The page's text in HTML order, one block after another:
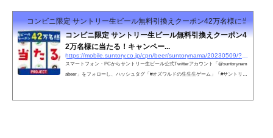
コンビニ限定 サントリー生ビール無料引換えクーポン42万名様に当たる
コンビニ限定 サントリー生ビール無料引換えクーポン4
2万名様に当たる！キャンペー...
スマートフォン・PCからサントリー生ビール公式Twitterアカウント「@suntorynam
abeer」をフォローし、ハッシュタグ「#オズワルドの生生生ゲーム」「#サントリー